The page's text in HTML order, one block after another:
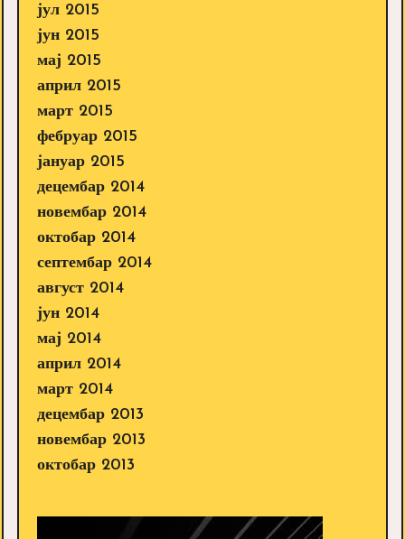
јул 2015
јун 2015
мај 2015
април 2015
март 2015
фебруар 2015
јануар 2015
децембар 2014
новембар 2014
октобар 2014
септембар 2014
август 2014
јун 2014
мај 2014
април 2014
март 2014
децембар 2013
новембар 2013
октобар 2013